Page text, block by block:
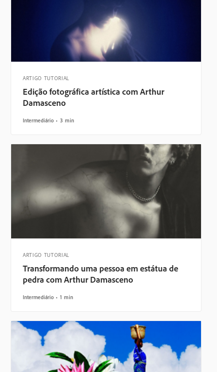
ARTIGO TUTORIAL
Edição fotográfica artística com Arthur
Damasceno
Intermediário 3 min
ARTIGO TUTORIAL
Transformando uma pessoa em estátua de
pedra com Arthur Damasceno
Intermediário 1 min